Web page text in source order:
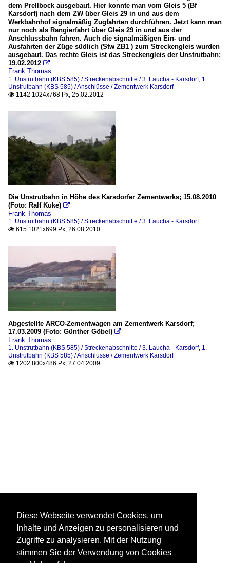
dem Prellbock ausgebaut. Hier konnte man vom Gleis 5 (Bf
Karsdorf) nach dem ZW über Gleis 29 in und aus dem
Werkbahnhof signalmäßig Zugfahrten durchführen. Jetzt kann man
nur noch als Rangierfahrt über Gleis 29 in und aus der
Anschlussbahn fahren. Auch die signalmäßigen Ein- und
Ausfahrten der Züge südlich (Stw ZB1 ) zum Streckengleis wurden
ausgebaut. Das rechte Gleis ist das Streckengleis der Unstrutbahn;
19.02.2012 
Frank Thomas
1. Unstrutbahn (KBS 585) / Streckenabschnitte / 3. Laucha - Karsdorf, 1.
Unstrutbahn (KBS 585) / Anschlüsse / Zementwerk Karsdorf
 1142 1024x768 Px, 25.02.2012
Die Unstrutbahn in Höhe des Karsdorfer Zementwerks; 15.08.2010
(Foto: Ralf Kuke) 
Frank Thomas
1. Unstrutbahn (KBS 585) / Streckenabschnitte / 3. Laucha - Karsdorf
 615 1021x699 Px, 26.08.2010
Abgestellte ARCO-Zementwagen am Zementwerk Karsdorf;
17.03.2009 (Foto: Günther Göbel) 
Frank Thomas
1. Unstrutbahn (KBS 585) / Streckenabschnitte / 3. Laucha - Karsdorf, 1.
Unstrutbahn (KBS 585) / Anschlüsse / Zementwerk Karsdorf
 1202 800x486 Px, 27.04.2009
Diese Webseite verwendet Cookies, um
Inhalte und Anzeigen zu personalisieren und
Zugriffe zu analysieren. Mit der Nutzung
stimmen Sie der Verwendung von Cookies